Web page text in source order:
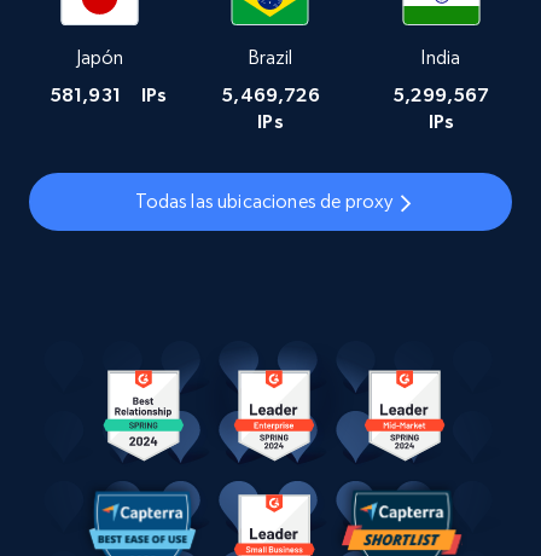
Japón
581,931 IPs
Brazil
5,469,726
IPs
India
5,299,567
IPs
Todas las ubicaciones de proxy